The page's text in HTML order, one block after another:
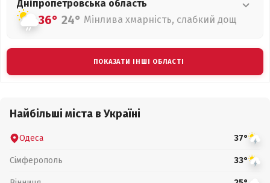
Дніпропетровська область
36° 24° Мінлива хмарність, слабкий дощ
ПОКАЗАТИ ІНШІ ОБЛАСТІ
Найбільші міста в Україні
Одеса 37°
Сімферополь 33°